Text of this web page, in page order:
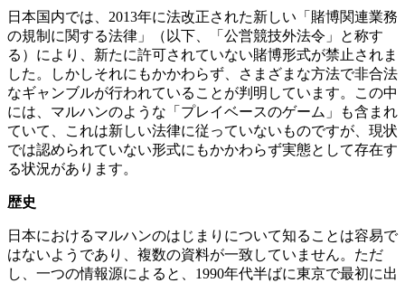
日本国内では、2013年に法改正された新しい「賭博関連業務
の規制に関する法律」（以下、「公営競技外法令」と称す
る）により、新たに許可されていない賭博形式が禁止されま
した。しかしそれにもかかわらず、さまざまな方法で非合法
なギャンブルが行われていることが判明しています。この中
には、マルハンのような「プレイベースのゲーム」も含まれ
ていて、これは新しい法律に従っていないものですが、現状
では認められていない形式にもかかわらず実態として存在す
る状況があります。
歴史
日本におけるマルハンのはじまりについて知ることは容易で
はないようであり、複数の資料が一致していません。ただ
し、一つの情報源によると、1990年代半ばに東京で最初に出